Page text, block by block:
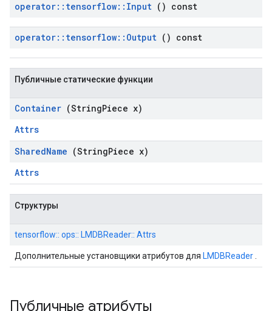
operator:: tensorflow:: Input () const
operator:: tensorflow:: Output () const
Публичные статические функции
Container (StringPiece x)
Attrs
SharedName (StringPiece x)
Attrs
Структуры
tensorflow:: ops:: LMDBReader:: Attrs
Дополнительные установщики атрибутов для LMDBReader
Публичные атрибуты